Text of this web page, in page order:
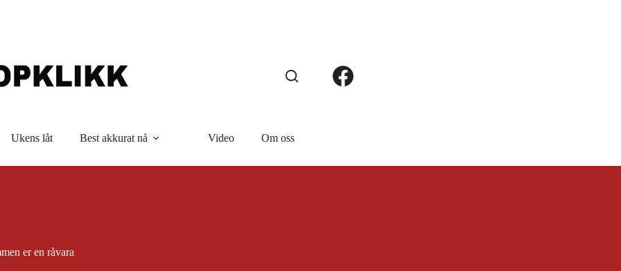
Ukens låt Best akkurat nå Video Om oss
er en råvara